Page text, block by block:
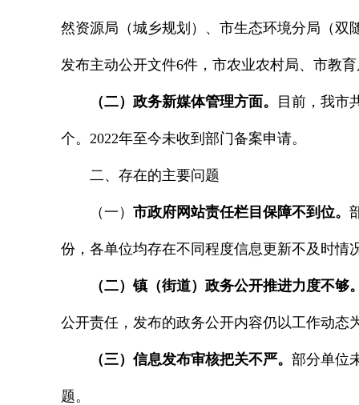
然资源局（城乡规划）、市生态环境分局（双
发布主动公开文件6件，市农业农村局、市教
（二）政务新媒体管理方面。 目前，我市
个。2022年至今未收到部门备案申请。
二、存在的主要问题
（一） 市政府网站责任栏目保障不到位。
份，各单位均存在不同程度信息更新不及时情
（二）镇（街道）政务公开推进力度不够
公开责任，发布的政务公开内容仍以工作动态
（三）信息发布审核把关不严。 部分单位
题。